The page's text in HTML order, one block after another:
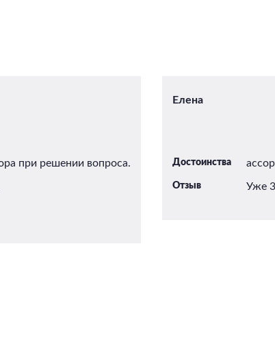
при решении вопроса.
Елена
Достоинства
Отзыв Уже 3